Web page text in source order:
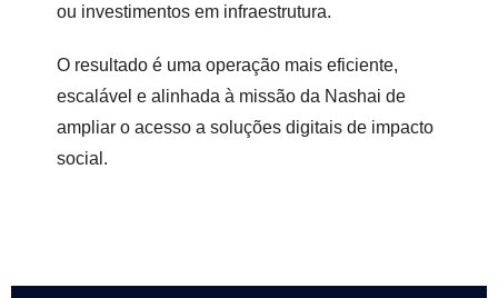
ou investimentos em infraestrutura.
O resultado é uma operação mais eficiente,
escalável e alinhada à missão da Nashai de
ampliar o acesso a soluções digitais de impacto
social.